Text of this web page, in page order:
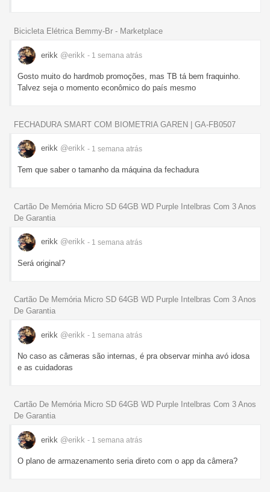
Bicicleta Elétrica Bemmy-Br - Marketplace
erikk @erikk - 1 semana atrás
Gosto muito do hardmob promoções, mas TB tá bem fraquinho.
Talvez seja o momento econômico do país mesmo
FECHADURA SMART COM BIOMETRIA GAREN | GA-FB0507
erikk @erikk - 1 semana atrás
Tem que saber o tamanho da máquina da fechadura
Cartão De Memória Micro SD 64GB WD Purple Intelbras Com 3 Anos
De Garantia
erikk @erikk - 1 semana atrás
Será original?
Cartão De Memória Micro SD 64GB WD Purple Intelbras Com 3 Anos
De Garantia
erikk @erikk - 1 semana atrás
No caso as câmeras são internas, é pra observar minha avó idosa
e as cuidadoras
Cartão De Memória Micro SD 64GB WD Purple Intelbras Com 3 Anos
De Garantia
erikk @erikk - 1 semana atrás
O plano de armazenamento seria direto com o app da câmera?